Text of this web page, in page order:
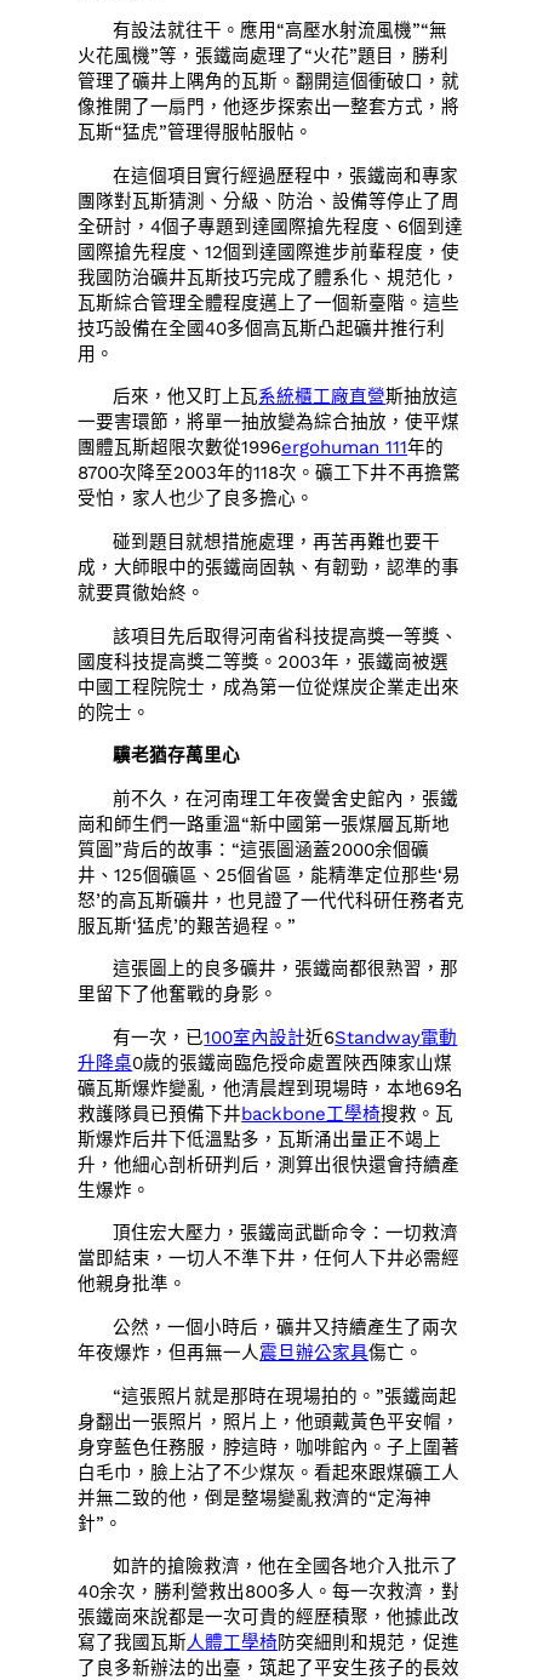
有設法就往干。應用“高壓水射流風機”“無
火花風機”等，張鐵崗處理了“火花”題目，勝利
管理了礦井上隅角的瓦斯。翻開這個衝破口，就
像推開了一扇門，他逐步探索出一整套方式，將
瓦斯“猛虎”管理得服帖服帖。
在這個項目實行經過歷程中，張鐵崗和專家
團隊對瓦斯猜測、分級、防治、設備等停止了周
全研討，4個子專題到達國際搶先程度、6個到達
國際搶先程度、12個到達國際進步前輩程度，使
我國防治礦井瓦斯技巧完成了體系化、規范化，
瓦斯綜合管理全體程度邁上了一個新臺階。這些
技巧設備在全國40多個高瓦斯凸起礦井推行利
用。
后來，他又盯上瓦系統櫃工廠直營斯抽放這
一要害環節，將單一抽放變為綜合抽放，使平煤
團體瓦斯超限次數從1996ergohuman 111年的
8700次降至2003年的118次。礦工下井不再擔驚
受怕，家人也少了良多擔心。
碰到題目就想措施處理，再苦再難也要干
成，大師眼中的張鐵崗固執、有韌勁，認準的事
就要貫徹始終。
該項目先后取得河南省科技提高獎一等獎、
國度科技提高獎二等獎。2003年，張鐵崗被選
中國工程院院士，成為第一位從煤炭企業走出來
的院士。
驥老猶存萬里心
前不久，在河南理工年夜黌舍史館內，張鐵
崗和師生們一路重溫“新中國第一張煤層瓦斯地
質圖”背后的故事：“這張圖涵蓋2000余個礦
井、125個礦區、25個省區，能精準定位那些‘易
怒’的高瓦斯礦井，也見證了一代代科研任務者克
服瓦斯‘猛虎’的艱苦過程。”
這張圖上的良多礦井，張鐵崗都很熟習，那
里留下了他奮戰的身影。
有一次，已100室內設計近6Standway電動
升降桌0歲的張鐵崗臨危授命處置陜西陳家山煤
礦瓦斯爆炸變亂，他清晨趕到現場時，本地69名
救護隊員已預備下井backbone工學椅搜救。瓦
斯爆炸后井下低溫點多，瓦斯涌出量正不竭上
升，他細心剖析研判后，測算出很快還會持續產
生爆炸。
頂住宏大壓力，張鐵崗武斷命令：一切救濟
當即結束，一切人不準下井，任何人下井必需經
他親身批準。
公然，一個小時后，礦井又持續產生了兩次
年夜爆炸，但再無一人震旦辦公家具傷亡。
“這張照片就是那時在現場拍的。”張鐵崗起
身翻出一張照片，照片上，他頭戴黃色平安帽，
身穿藍色任務服，脖這時，咖啡館內。子上圍著
白毛巾，臉上沾了不少煤灰。看起來跟煤礦工人
并無二致的他，倒是整場變亂救濟的“定海神
針”。
如許的搶險救濟，他在全國各地介入批示了
40余次，勝利營救出800多人。每一次救濟，對
張鐵崗來說都是一次可貴的經歷積聚，他據此改
寫了我國瓦斯人體工學椅防突細則和規范，促進
了良多新辦法的出臺，筑起了平安生孩子的長效